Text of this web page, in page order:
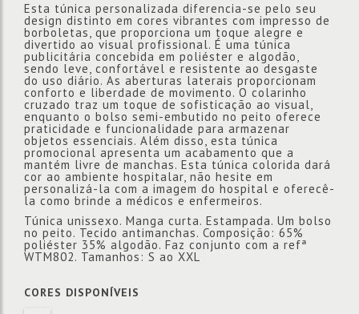
Esta túnica personalizada diferencia-se pelo seu
design distinto em cores vibrantes com impresso de
borboletas, que proporciona um toque alegre e
divertido ao visual profissional. É uma túnica
publicitária concebida em poliéster e algodão,
sendo leve, confortável e resistente ao desgaste
do uso diário. As aberturas laterais proporcionam
conforto e liberdade de movimento. O colarinho
cruzado traz um toque de sofisticação ao visual,
enquanto o bolso semi-embutido no peito oferece
praticidade e funcionalidade para armazenar
objetos essenciais. Além disso, esta túnica
promocional apresenta um acabamento que a
mantém livre de manchas. Esta túnica colorida dará
cor ao ambiente hospitalar, não hesite em
personalizá-la com a imagem do hospital e oferecê-
la como brinde a médicos e enfermeiros.
Túnica unissexo. Manga curta. Estampada. Um bolso
no peito. Tecido antimanchas. Composição: 65%
poliéster 35% algodão. Faz conjunto com a refª
WTM802. Tamanhos: S ao XXL
CORES DISPONÍVEIS